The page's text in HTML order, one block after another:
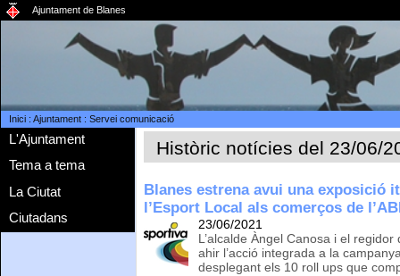
Ajuntament de Blanes
Inici: Ajuntament: Servei comunicació
L'Ajuntament
Tema a tema
La Ciutat
Ciutadans
Històric notícies del 23/06/
Blanes estrena avui una exposició
l’Esport Local als comerços de
23/06/2021
L’alcalde Àngel Canosa i el
ahir l’acció integrada a la
desplegant els 10 roll ups que